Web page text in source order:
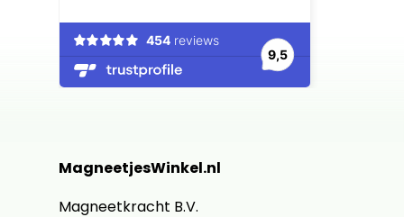
MagneetjesWinkel.nl
Magneetkracht B.V.